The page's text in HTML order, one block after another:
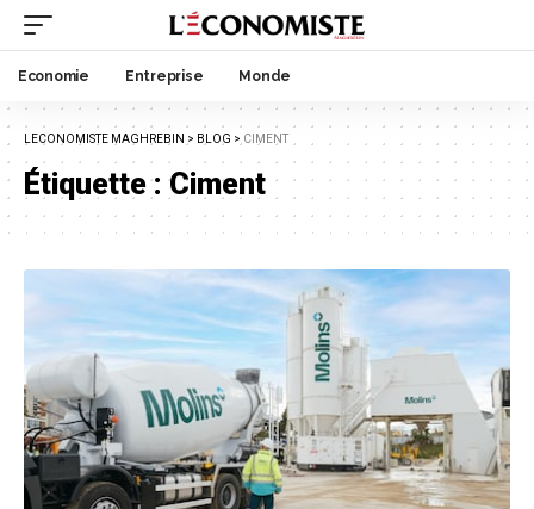
Economie Entreprise Monde
LECONOMISTE MAGHREBIN > BLOG > CIMENT
Étiquette :Ciment